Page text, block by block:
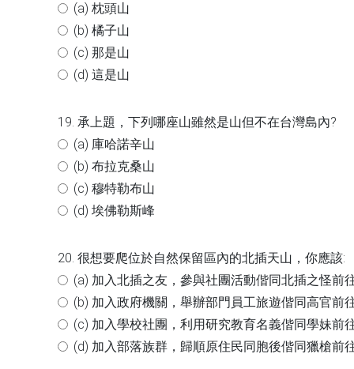
(a) 枕頭山
(b) 橘子山
(c) 那是山
(d) 這是山
19. 承上題，下列哪座山雖然是山但不在台灣島內?
(a) 庫哈諾辛山
(b) 布拉克桑山
(c) 穆特勒布山
(d) 埃佛勒斯峰
20. 很想要爬位於自然保留區內的北插天山，你應該:
(a) 加入北插之友，參與社團活動偕同北插之怪前
(b) 加入政府機關，舉辦部門員工旅遊偕同高官前
(c) 加入學校社團，利用研究教育名義偕同學妹前
(d) 加入部落族群，歸順原住民同胞後偕同獵槍前